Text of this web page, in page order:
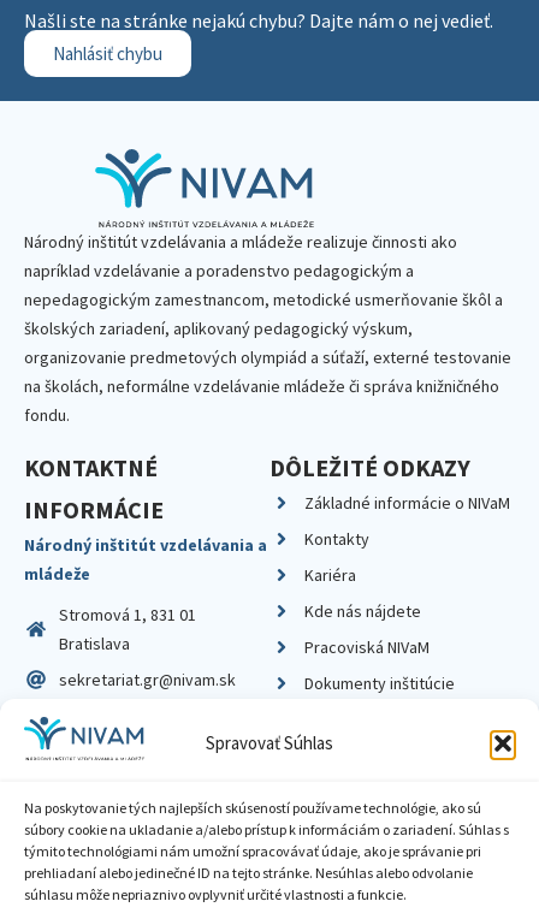
Spravovať Súhlas
Na poskytovanie tých najlepších skúseností používame technológie, ako sú
súbory cookie na ukladanie a/alebo prístup k informáciám o zariadení. Súhlas s
týmito technológiami nám umožní spracovávať údaje, ako je správanie pri
prehliadaní alebo jedinečné ID na tejto stránke. Nesúhlas alebo odvolanie
súhlasu môže nepriaznivo ovplyvniť určité vlastnosti a funkcie.
Našli ste na stránke nejakú chybu? Dajte nám o nej vedieť.
Nahlásiť chybu
Národný inštitút vzdelávania a mládeže realizuje činnosti ako
napríklad vzdelávanie a poradenstvo pedagogickým a
nepedagogickým zamestnancom, metodické usmerňovanie škôl a
školských zariadení, aplikovaný pedagogický výskum,
organizovanie predmetových olympiád a súťaží, externé testovanie
na školách, neformálne vzdelávanie mládeže či správa knižničného
fondu.
KONTAKTNÉ
INFORMÁCIE
Národný inštitút vzdelávania a
mládeže
Stromová 1, 831 01
Bratislava
sekretariat.gr@nivam.sk
IČO: 00164348
DIČ: 2020798714
DÔLEŽITÉ ODKAZY
Základné informácie o NIVaM
Kontakty
Kariéra
Kde nás nájdete
Pracoviská NIVaM
Dokumenty inštitúcie
Zásady ochrany súkromia